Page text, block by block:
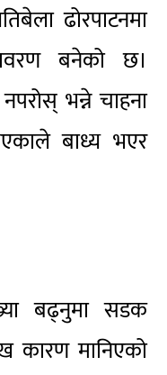
ढोरपाटनमा
बनेको छ।
भन्ने चाहना
बाध्य भएर
बढ्नुमा सडक
कारण मानिएको